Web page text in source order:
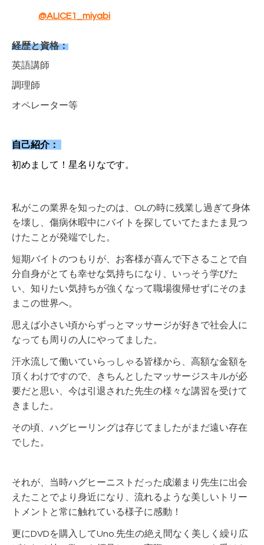
@ALICE1_miyabi
経歴と資格：
英語講師
調理師
オペレーター等
自己紹介：
初めまして！ 星名りなです。
私がこの業界を知ったのは、OLの時に残業し過ぎて身体
を壊し、傷病休暇中にバイトを探していてたまたま見つ
けたことが発端でした。
短期バイトのつもりが、お客様が喜んで下さることで自
分自身がとても幸せな気持ちになり、いっそう学びた
い、知りたい気持ちが強くなって職場復帰せずにそのま
まこの世界へ。
思えば小さい頃からずっとマッサージが好きで社会人に
なっても周りの人にやってました。
汗水流して働いていらっしゃる皆様から、高額な金額を
頂くわけですので、きちんとしたマッサージスキルが必
要だと思い、今は引退された先生の様々な講習を受けて
きました。
その頃、ハグヒーリングは存じてましたがまだ遠い存在
でした。
それが、当時ハグヒーニストだった成瀬まり先生に出会
えたことでより身近になり、流れるような美しいトリー
トメントと常に触れている様子に感動！
更にDVDを購入してUno.先生の絶え間なく美しく繰り広